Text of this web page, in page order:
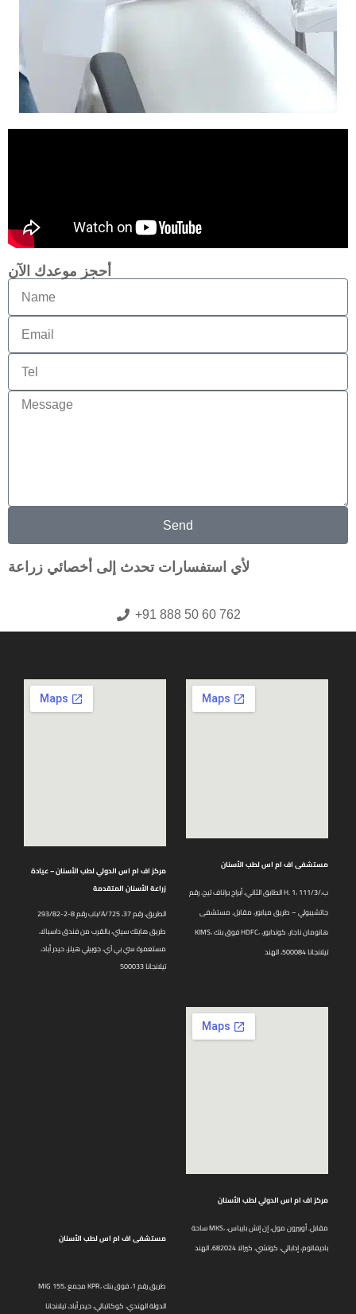
Send
لأي استفسارات تحدث إلى أخصائي زراعة
+91 888 50 60 762
مركز اف ام اس الدولي لطب الأسنان – عيادة
زراعة الأسنان المتقدمة
باب رقم 8-2-293/82/A/725 الطريق، رقم 37،
طريق هايتك سيتي، بالقرب من فندق داسبالا،
مستعمرة سي بي آي، جوبيلي هيلز، حيدر أباد،
تيلانجانا 500033
مستشفى اف ام اس لطب الأسنان
الطابق الثاني، أبراج براناف تيج، رقم H. 1، 111/3/ب،
جاتشيبولي – طريق ميابور، مقابل. مستشفى
KIMS، فوق بنك HDFC، هانومان ناجار، كوندابور،
تيلانجانا 500084، الهند
مستشفى اف ام اس لطب الأسنان
MIG 155، مجمع KPR، طريق رقم 1، فوق بنك
الدولة الهندي، كوكاتبالي، حيدر أباد، تيلانجانا
مركز اف ام اس الدولي لطب الأسنان
ساحة MKS، مقابل. أوبيرون مول، إن إتش بايباس،
باديفاتوم، إدابالي، كوتشي، كيرالا 682024، الهند